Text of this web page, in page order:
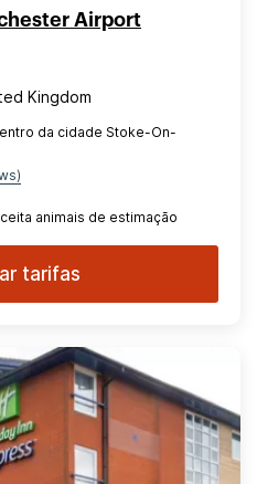
Airport
Kingdom
da cidade Stoke-On-
animais de estimação
tarifas